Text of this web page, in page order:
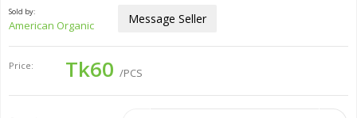
Sold by:
American Organic Message Seller
Price: Tk60 /PCS